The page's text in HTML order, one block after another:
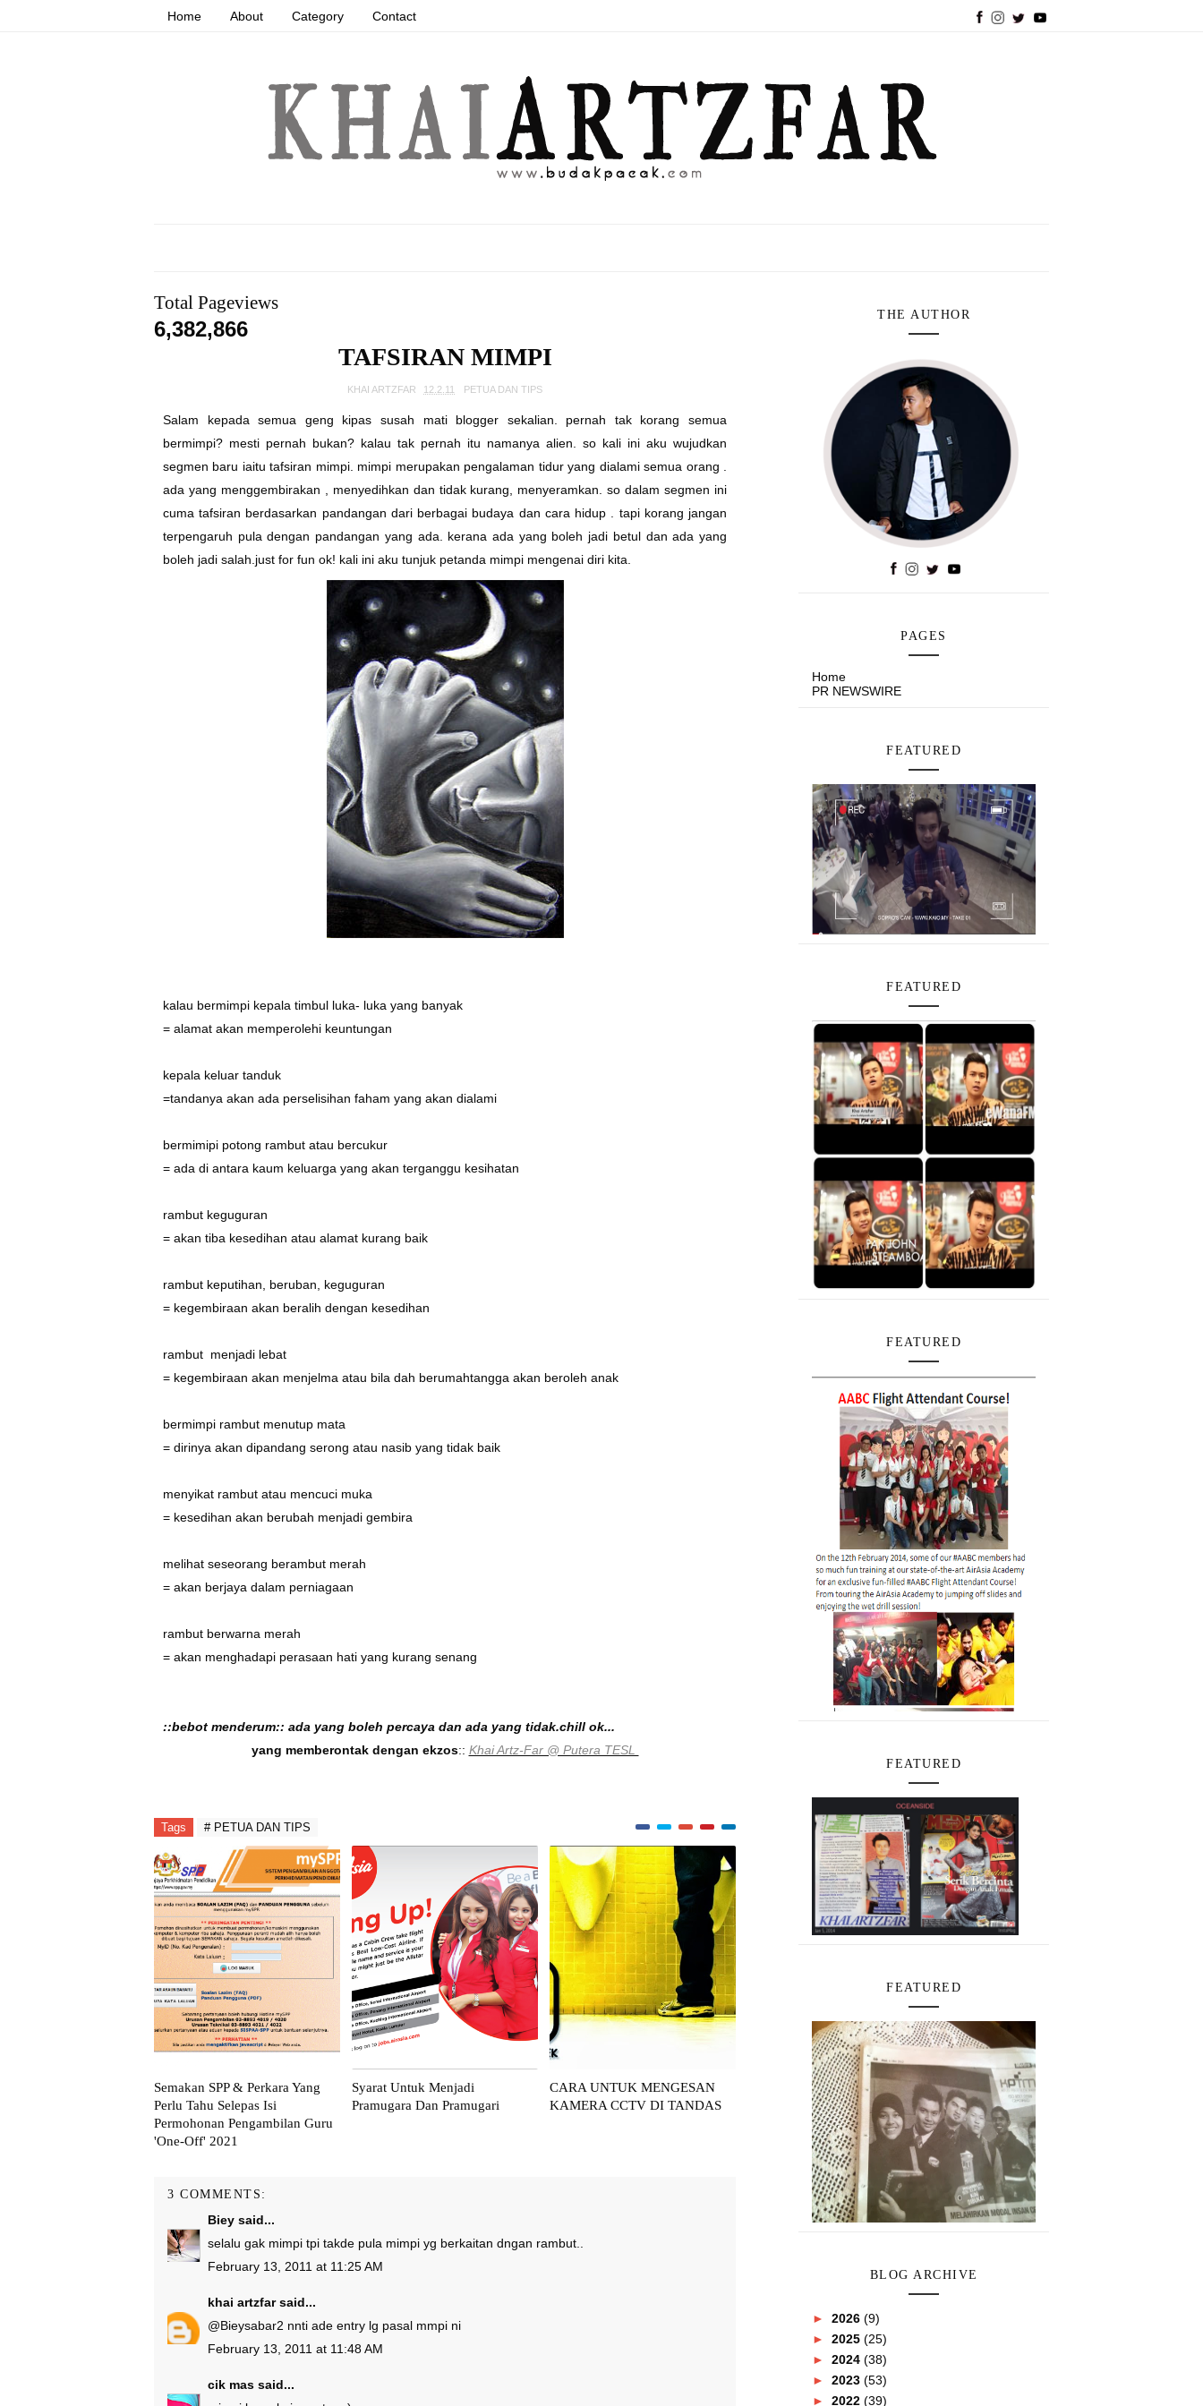
Home About Category Contact
Total Pageviews
6,382,866
TAFSIRAN MIMPI
KHAI ARTZFAR 12.2.11 PETUA DAN TIPS
Salam kepada semua geng kipas susah mati blogger sekalian. pernah tak korang semua
bermimpi? mesti pernah bukan? kalau tak pernah itu namanya alien. so kali ini aku wujudkan
segmen baru iaitu tafsiran mimpi. mimpi merupakan pengalaman tidur yang dialami semua orang .
ada yang menggembirakan , menyedihkan dan tidak kurang, menyeramkan. so dalam segmen ini
cuma tafsiran berdasarkan pandangan dari berbagai budaya dan cara hidup . tapi korang jangan
terpengaruh pula dengan pandangan yang ada. kerana ada yang boleh jadi betul dan ada yang
boleh jadi salah.just for fun ok! kali ini aku tunjuk petanda mimpi mengenai diri kita.
kalau bermimpi kepala timbul luka- luka yang banyak
= alamat akan memperolehi keuntungan
kepala keluar tanduk
=tandanya akan ada perselisihan faham yang akan dialami
bermimipi potong rambut atau bercukur
= ada di antara kaum keluarga yang akan terganggu kesihatan
rambut keguguran
= akan tiba kesedihan atau alamat kurang baik
rambut keputihan, beruban, keguguran
= kegembiraan akan beralih dengan kesedihan
rambut menjadi lebat
= kegembiraan akan menjelma atau bila dah berumahtangga akan beroleh anak
bermimpi rambut menutup mata
= dirinya akan dipandang serong atau nasib yang tidak baik
menyikat rambut atau mencuci muka
= kesedihan akan berubah menjadi gembira
melihat seseorang berambut merah
= akan berjaya dalam perniagaan
rambut berwarna merah
= akan menghadapi perasaan hati yang kurang senang
::bebot menderum:: ada yang boleh percaya dan ada yang tidak.chill ok...
yang memberontak dengan ekzos:: Khai Artz-Far @ Putera TESL
Tags # PETUA DAN TIPS
Semakan SPP & Perkara Yang
Perlu Tahu Selepas Isi
Permohonan Pengambilan Guru
'One-Off' 2021
Syarat Untuk Menjadi
Pramugara Dan Pramugari
CARA UNTUK MENGESAN
KAMERA CCTV DI TANDAS
3 COMMENTS:
Biey said...
selalu gak mimpi tpi takde pula mimpi yg berkaitan dngan rambut..
February 13, 2011 at 11:25 AM
khai artzfarsaid...
@Bieysabar2 nnti ade entry lg pasal mmpi ni
February 13, 2011 at 11:48 AM
cik mas said...
THE AUTHOR
PAGES
Home
PR NEWSWIRE
FEATURED
FEATURED
FEATURED
FEATURED
FEATURED
BLOG ARCHIVE
► 2026 (9)
► 2025 (25)
► 2024 (38)
► 2023 (53)
► 2022 (39)